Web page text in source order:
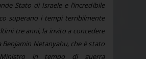
Stato di Israele e l’incredibile
superano i tempi terribilmente
tre anni, la invito a concedere
Benjamin Netanyahu, che è stato
in tempo di guerra